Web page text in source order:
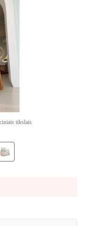
tikslais